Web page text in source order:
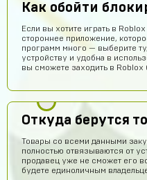
Как обойти
Если вы хотите играть в
стороннее приложение,
программ много — выберите
устройству и удобна в
вы сможете заходить в Roblox
Откуда берутся
Товары со всеми данными
полностью отвязываются от
продавец уже не сможет его
будете единоличным